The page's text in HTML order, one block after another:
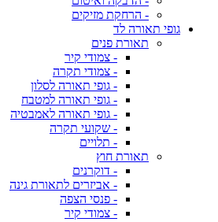
- הרחקת מזיקים
גופי תאורה לד
תאורת פנים
- צמודי קיר
- צמודי תקרה
- גופי תאורה לסלון
- גופי תאורה למטבח
- גופי תאורה לאמבטיה
- שקועי תקרה
- תלויים
תאורת חוץ
- דוקרנים
- אביזרים לתאורת גינה
- פנסי הצפה
- צמודי קיר